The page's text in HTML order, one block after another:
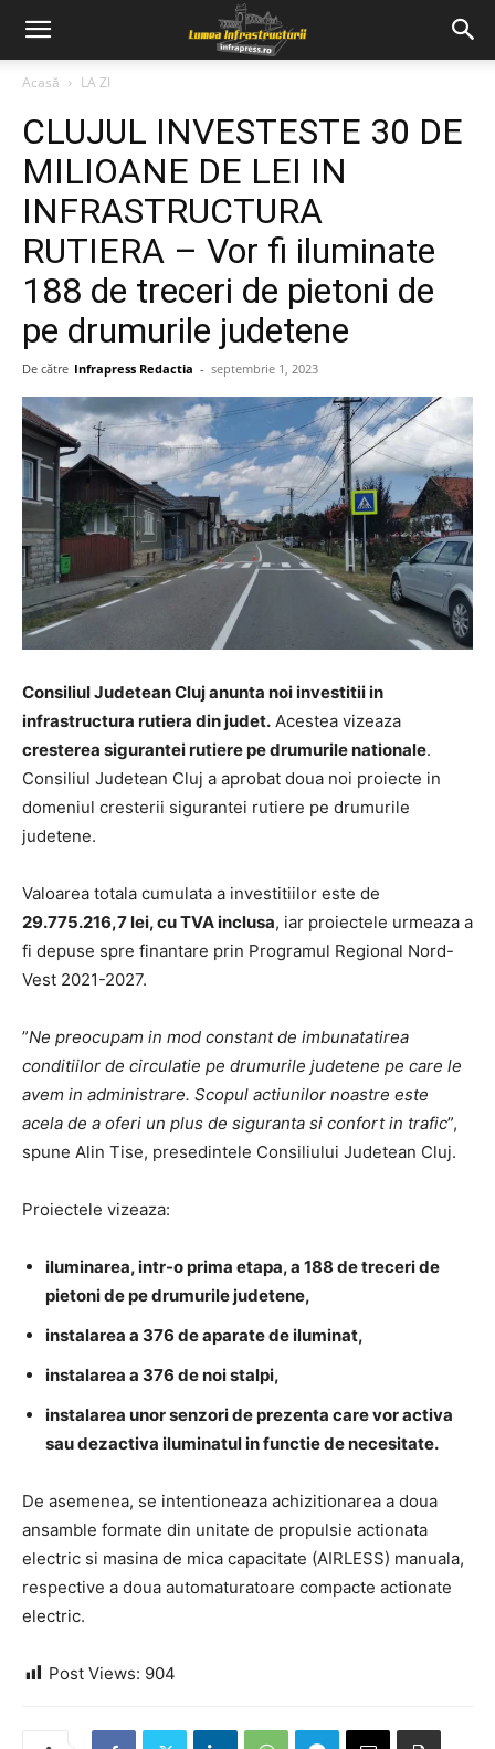
Acasă LA ZI
CLUJUL INVESTESTE 30 DE
MILIOANE DE LEI IN
INFRASTRUCTURA
RUTIERA – Vor fi iluminate
188 de treceri de pietoni de
pe drumurile judetene
De către Infrapress Redactia - septembrie 1, 2023
Consiliul Judetean Cluj anunta noi investitii in
infrastructura rutiera din judet. Acestea vizeaza
cresterea sigurantei rutiere pe drumurile nationale.
Consiliul Judetean Cluj a aprobat doua noi proiecte in
domeniul cresterii sigurantei rutiere pe drumurile
judetene.
Valoarea totala cumulata a investitiilor este de
29.775.216,7 lei, cu TVA inclusa, iar proiectele urmeaza a
fi depuse spre finantare prin Programul Regional Nord-
Vest 2021-2027.
”Ne preocupam in mod constant de imbunatatirea
conditiilor de circulatie pe drumurile judetene pe care le
avem in administrare. Scopul actiunilor noastre este
acela de a oferi un plus de siguranta si confort in trafic”,
spune Alin Tise, presedintele Consiliului Judetean Cluj.
Proiectele vizeaza:
iluminarea, intr-o prima etapa, a 188 de treceri de
pietoni de pe drumurile judetene,
instalarea a 376 de aparate de iluminat,
instalarea a 376 de noi stalpi,
instalarea unor senzori de prezenta care vor activa
sau dezactiva iluminatul in functie de necesitate.
De asemenea, se intentioneaza achizitionarea a doua
ansamble formate din unitate de propulsie actionata
electric si masina de mica capacitate (AIRLESS) manuala,
respective a doua automaturatoare compacte actionate
electric.
Post Views: 904